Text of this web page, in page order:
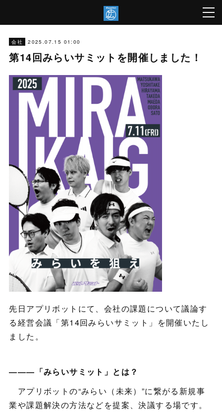
会社 2025.07.15 01:00
第14回みらいサミットを開催しました！
先日アプリボットにて、会社の課題について議論す
る経営会議「第14回みらいサミット」を開催いたし
ました。
―――「みらいサミット」とは？
アプリボットの“みらい（未来）”に繋がる新規事
業や課題解決の方法などを提案、決議する場です。